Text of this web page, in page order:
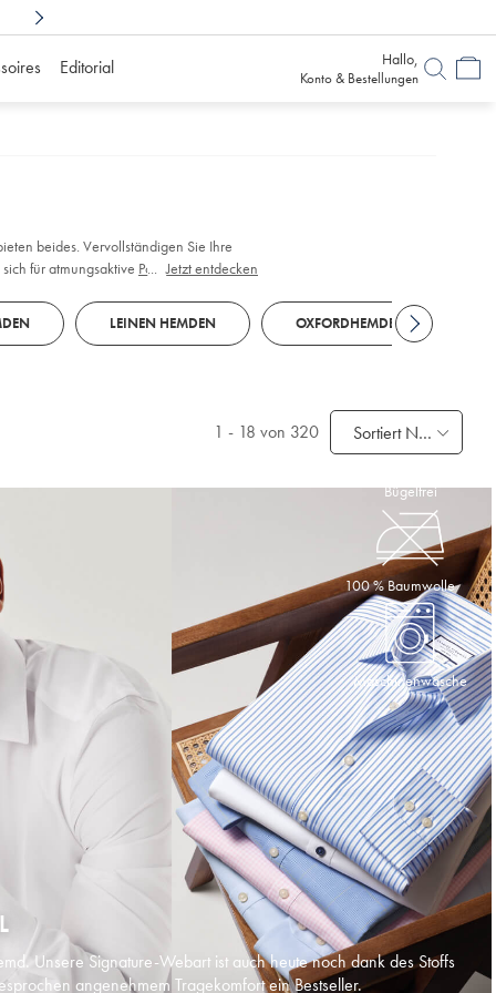
Editorial Hallo,
Konto & Bestellungen
beides. Vervollständigen Sie Ihre
für atmungsaktive Polos, die mit
... Jetzt entdecken
LEINEN HEMDEN OXFORDHEMDEN
1 - 18 von 320 Sortiert Nach
Bügelfrei
100 % Baumwolle
Maschinenwäsche
Unsere Signature-Webart ist auch heute noch dank des Stoffs
angenehmem Tragekomfort ein Bestseller.